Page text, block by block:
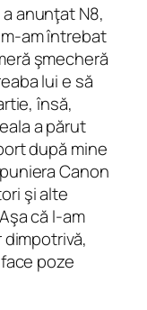
anunţat N8,
am întrebat
şmecheră
lui e să
însă,
a părut
după mine
Canon
şi alte
că l-am
poze